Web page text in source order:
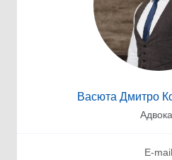
Васюта Дмитро
E-mail